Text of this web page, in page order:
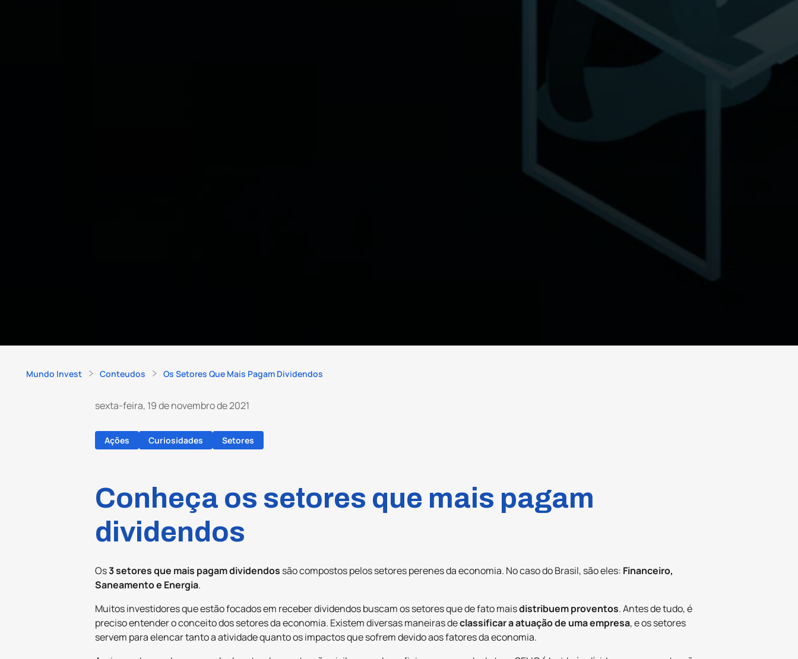
Mundo Invest Conteudos Os Setores Que Mais Pagam Dividendos
sexta-feira, 19 de novembro de 2021
Ações Curiosidades Setores
Conheça os setores que mais pagam
dividendos
Os3 setores que mais pagam dividendos são compostos pelos setores perenes da economia. No caso do Brasil, são eles: Financeiro,
Saneamento e Energia.
Muitos investidores que estão focados em receber dividendos buscam os setores que de fato maisdistribuem proventos. Antes de tudo, é
preciso entender o conceito dos setores da economia. Existem diversas maneiras declassificar a atuação de uma empresa, e os setores
servem para elencar tanto a atividade quanto os impactos que sofrem devido aos fatores da economia.